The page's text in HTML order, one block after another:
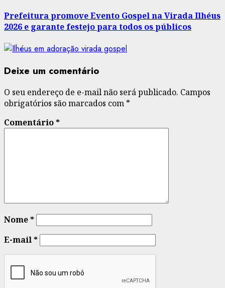
Prefeitura promove Evento Gospel na Virada Ilhéus
2026 e garante festejo para todos os públicos
Deixe um comentário
O seu endereço de e-mail não será publicado. Campos
obrigatórios são marcados com *
Comentário*
Nome*
E-mail*